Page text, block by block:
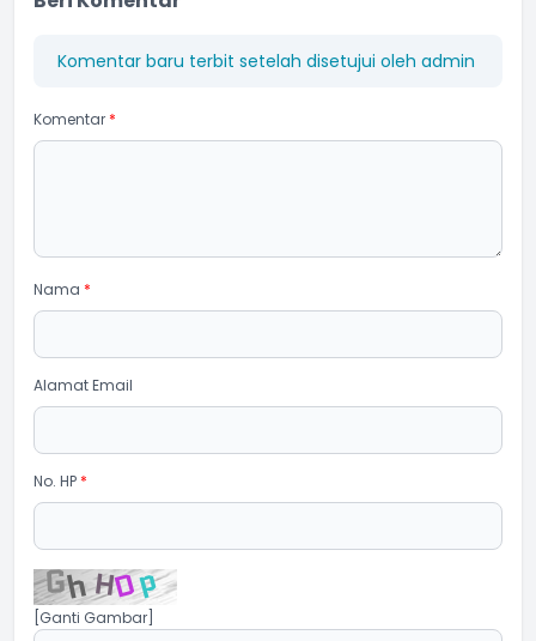
Komentar baru terbit setelah disetujui oleh admin
Komentar *
Nama *
Alamat Email
No. HP *
[Ganti Gambar]